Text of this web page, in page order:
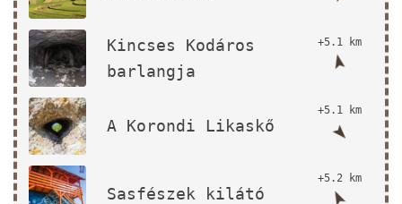
Kincses Kodáros
barlangja
+5.1 km
A Korondi Likaskő
+5.1 km
Sasfészek kilátó
+5.2 km